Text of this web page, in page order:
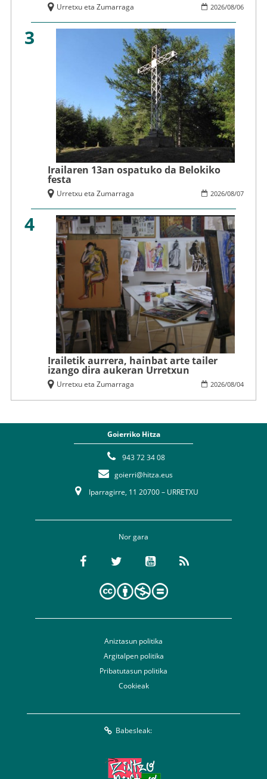
2026/08/06
Urretxu eta Zumarraga
3
Irailaren 13an ospatuko da Belokiko
festa
2026/08/07
Urretxu eta Zumarraga
4
Irailetik aurrera, hainbat arte tailer
izango dira aukeran Urretxun
2026/08/04
Urretxu eta Zumarraga
Goierriko Hitza
943 72 34 08
goierri@hitza.eus
Iparragirre, 11 20700 – URRETXU
Nor gara
Aniztasun politika
Argitalpen politika
Pribatutasun politika
Cookieak
Babesleak: